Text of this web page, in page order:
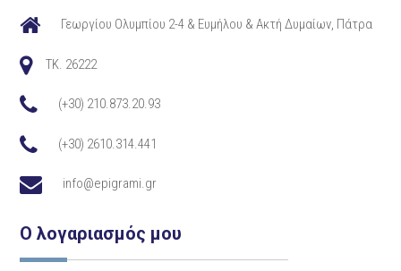
Γεωργίου Ολυμπίου 2-4 & Ευμήλου & Ακτή Δυμαίων, Πάτρα
TK. 26222
(+30) 210.873.20.93
(+30) 2610.314.441
info@epigrami.gr
Ο λογαριασμός μου